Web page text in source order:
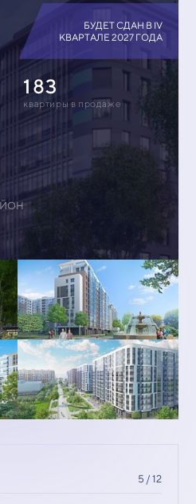
БУДЕТ СДАН В IV
КВАРТАЛЕ 2027 ГОДА
183
квартиры в продаже
5 / 12